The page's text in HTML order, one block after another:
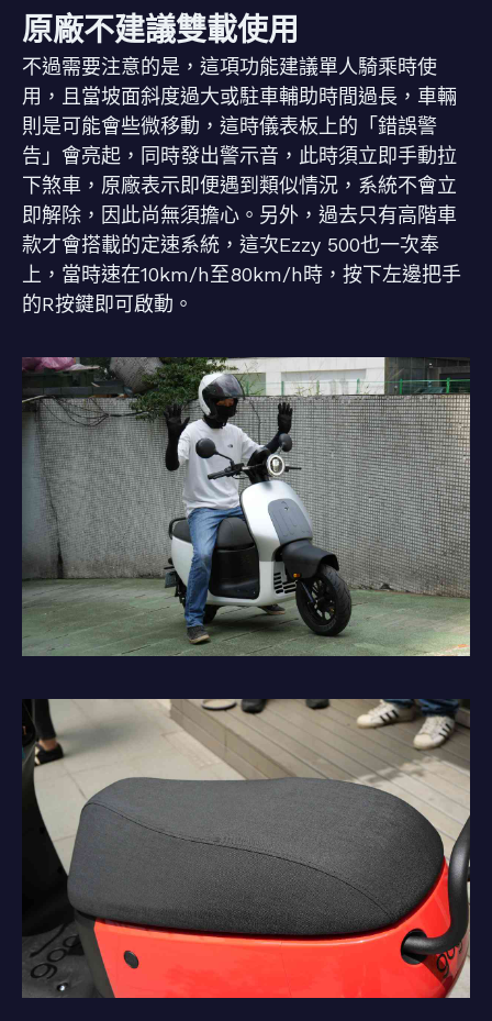
原廠不建議雙載使用
不過需要注意的是，這項功能建議單人騎乘時使
用，且當坡面斜度過大或駐車輔助時間過長，車輛
則是可能會些微移動，這時儀表板上的「錯誤警
告」會亮起，同時發出警示音，此時須立即手動拉
下煞車，原廠表示即便遇到類似情況，系統不會立
即解除，因此尚無須擔心。另外，過去只有高階車
款才會搭載的定速系統，這次Ezzy 500也一次奉
上，當時速在10km/h至80km/h時，按下左邊把手
的R按鍵即可啟動。